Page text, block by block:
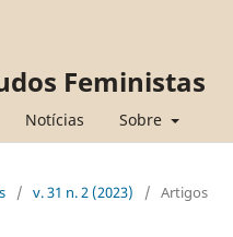
Feministas
Notícias Sobre
/ v. 31 n. 2 (2023) / Artigos